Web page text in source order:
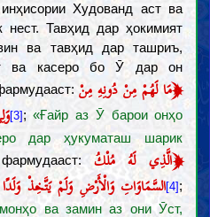
Худованд аст ва
Тавҳид дар ҳокимият
ва тавҳид дар ташриъ,
ва касеро бо Ӯ дар он
﴿مَا لَهُمْ مِنْ دُونِهِ مِنْ
[3] ;«Ғайр аз Ӯ барои онҳо
дар ҳукуматаш шарик
﴿الَّذِي لَهُ مُلْكُ
السَّمَاوَاتِ وَالْأَرْضِ وَلَمْ يَتَّخِذْ[4] ;
ва замин аз они Ӯст,